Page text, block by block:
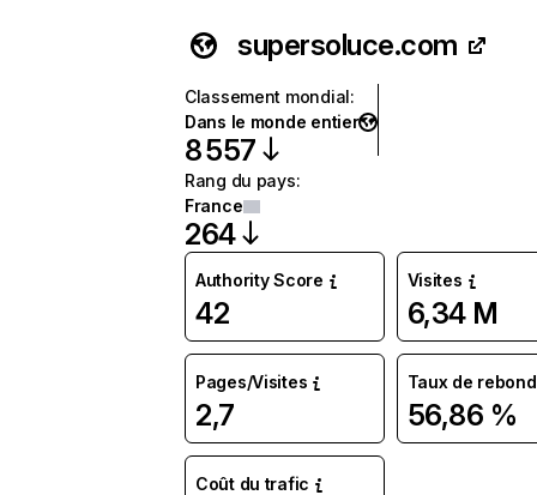
supersoluce.com
Classement mondial:
Dans le monde entier
8 557
Rang du pays:
France
264
Authority Score
42
Visites
6,34 M
Pages/Visites
2,7
Taux de rebond
56,86 %
Coût du trafic